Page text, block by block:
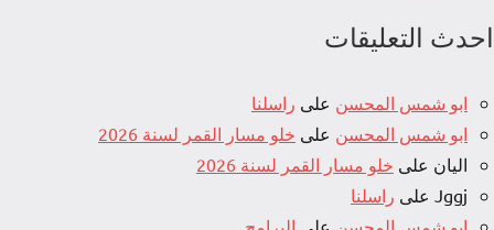
احدث التعليقات
ابو شمس المحسن على راسلنا
ابو شمس المحسن على خلو مسار القمر لسنة 2026
اليان على خلو مسار القمر لسنة 2026
Jggj على راسلنا
ابو شمس المحسن على البرامج